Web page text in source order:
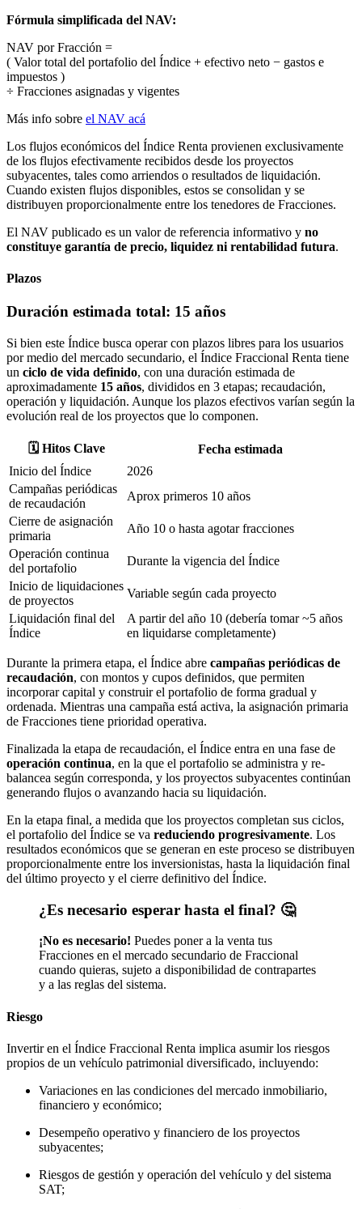
Fórmula simplificada del NAV:
NAV por Fracción =
( Valor total del portafolio del Índice + efectivo neto − gastos e
impuestos )
÷ Fracciones asignadas y vigentes
Más info sobre el NAV acá
Los flujos económicos del Índice Renta provienen exclusivamente
de los flujos efectivamente recibidos desde los proyectos
subyacentes, tales como arriendos o resultados de liquidación.
Cuando existen flujos disponibles, estos se consolidan y se
distribuyen proporcionalmente entre los tenedores de Fracciones.
El NAV publicado es un valor de referencia informativo y no
constituye garantía de precio, liquidez ni rentabilidad futura.
Plazos
Duración estimada total: 15 años
Si bien este Índice busca operar con plazos libres para los usuarios
por medio del mercado secundario, el Índice Fraccional Renta tiene
un ciclo de vida definido, con una duración estimada de
aproximadamente 15 años, divididos en 3 etapas; recaudación,
operación y liquidación. Aunque los plazos efectivos varían según la
evolución real de los proyectos que lo componen.
🗓️ Hitos Clave
Fecha estimada
Inicio del Índice
2026
Campañas periódicas
de recaudación
Aprox primeros 10 años
Cierre de asignación
primaria
Año 10 o hasta agotar fracciones
Operación continua
del portafolio
Durante la vigencia del Índice
Inicio de liquidaciones
de proyectos
Variable según cada proyecto
Liquidación final del
Índice
A partir del año 10 (debería tomar ~5 años
en liquidarse completamente)
Durante la primera etapa, el Índice abre campañas periódicas de
recaudación, con montos y cupos definidos, que permiten
incorporar capital y construir el portafolio de forma gradual y
ordenada. Mientras una campaña está activa, la asignación primaria
de Fracciones tiene prioridad operativa.
Finalizada la etapa de recaudación, el Índice entra en una fase de
operación continua, en la que el portafolio se administra y re-
balancea según corresponda, y los proyectos subyacentes continúan
generando flujos o avanzando hacia su liquidación.
En la etapa final, a medida que los proyectos completan sus ciclos,
el portafolio del Índice se va reduciendo progresivamente. Los
resultados económicos que se generan en este proceso se distribuyen
proporcionalmente entre los inversionistas, hasta la liquidación final
del último proyecto y el cierre definitivo del Índice.
¿Es necesario esperar hasta el final? 🤔
¡No es necesario! Puedes poner a la venta tus
Fracciones en el mercado secundario de Fraccional
cuando quieras, sujeto a disponibilidad de contrapartes
y a las reglas del sistema.
Riesgo
Invertir en el Índice Fraccional Renta implica asumir los riesgos
propios de un vehículo patrimonial diversificado, incluyendo:
Variaciones en las condiciones del mercado inmobiliario,
financiero y económico;
Desempeño operativo y financiero de los proyectos
subyacentes;
Riesgos de gestión y operación del vehículo y del sistema
SAT;